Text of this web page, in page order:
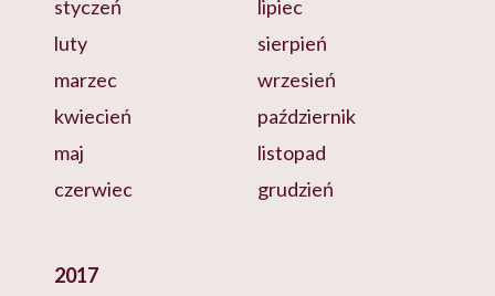
styczeń
luty
marzec
kwiecień
maj
czerwiec
lipiec
sierpień
wrzesień
październik
listopad
grudzień
2017